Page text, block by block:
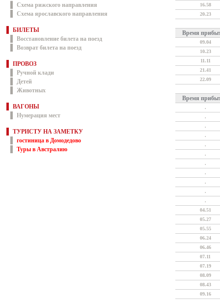
Схема рижского направления
Схема ярославского направления
БИЛЕТЫ
Восстановление билета на поезд
Возврат билета на поезд
ПРОВОЗ
Ручной клади
Детей
Животных
ВАГОНЫ
Нумерация мест
ТУРИСТУ НА ЗАМЕТКУ
гостиница в Домодедово
Туры в Австралию
16.58
20.23
Время
09.04
10.23
11.11
21.41
22.09
Время
.
.
.
.
.
.
.
.
.
.
.
04.51
05.27
05.55
06.24
06.46
07.11
07.19
08.09
08.43
09.16